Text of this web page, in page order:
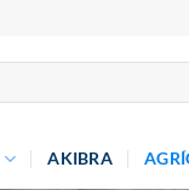
AKIBRA